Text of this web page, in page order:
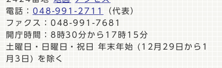
電話： 048-991-2711
（代表）
ファクス：048-991-7681
開庁時間：8時30分から17時15分
土曜日・日曜日・祝日 年末年始 (12月29日から1
月3日) を除く